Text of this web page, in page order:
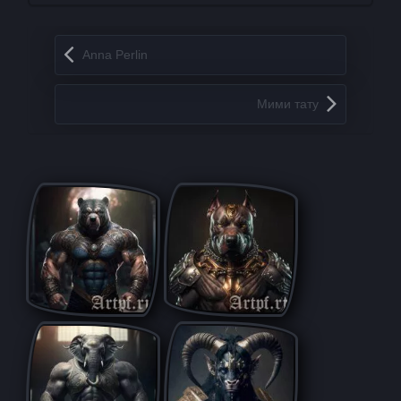
Запись навигация
Anna Perlin
Мими тату